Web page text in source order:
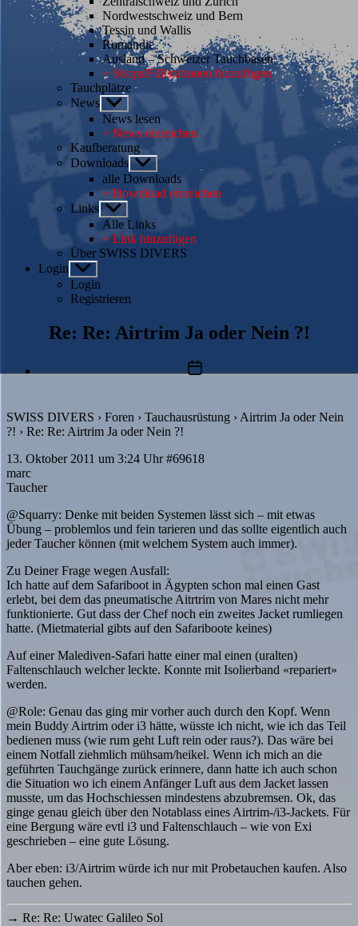
Nordwestschweiz und Bern
Tessin und Wallis
Romandie
Ausland – Schweizer Tauchbasen
+ Shops/Füllstationen hinzufügen
Tauchplätze
News Untermenü
anzeigen
News lesen
+ News einreichen
Kaufberatung
Downloads Untermenü
anzeigen
alle Downloads
+ Download einreichen
Links Untermenü
anzeigen
Alle Links
+ Link hinzufügen
Über SWISS DIVERS
Login Untermenü
anzeigen
Login
Registrieren
Re: Re: Airtrim Ja oder Nein ?!
Beitragsdatum
SWISS DIVERS › Foren › Tauchausrüstung › Airtrim Ja oder Nein
?! › Re: Re: Airtrim Ja oder Nein ?!
13. Oktober 2011 um 3:24 Uhr #69618
marc
Taucher
@Squarry: Denke mit beiden Systemen lässt sich – mit etwas
Übung – problemlos und fein tarieren und das sollte eigentlich auch
jeder Taucher können (mit welchem System auch immer).
Zu Deiner Frage wegen Ausfall:
Ich hatte auf dem Safariboot in Ägypten schon mal einen Gast
erlebt, bei dem das pneumatische Aitrtrim von Mares nicht mehr
funktionierte. Gut dass der Chef noch ein zweites Jacket rumliegen
hatte. (Mietmaterial gibts auf den Safariboote keines)
Auf einer Malediven-Safari hatte einer mal einen (uralten)
Faltenschlauch welcher leckte. Konnte mit Isolierband «repariert»
werden.
@Role: Genau das ging mir vorher auch durch den Kopf. Wenn
mein Buddy Airtrim oder i3 hätte, wüsste ich nicht, wie ich das Teil
bedienen muss (wie rum geht Luft rein oder raus?). Das wäre bei
einem Notfall ziehmlich mühsam/heikel. Wenn ich mich an die
geführten Tauchgänge zurück erinnere, dann hatte ich auch schon
die Situation wo ich einem Anfänger Luft aus dem Jacket lassen
musste, um das Hochschiessen mindestens abzubremsen. Ok, das
ginge genau gleich über den Notablass eines Airtrim-/i3-Jackets. Für
eine Bergung wäre evtl i3 und Faltenschlauch – wie von Exi
geschrieben – eine gute Lösung.
Aber eben: i3/Airtrim würde ich nur mit Probetauchen kaufen. Also
tauchen gehen.
→ Re: Re: Uwatec Galileo Sol